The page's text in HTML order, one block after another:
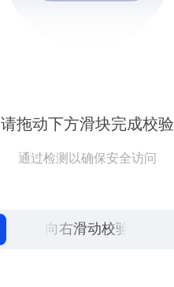
请拖动下方滑块完成校验
通过检测以确保安全访问